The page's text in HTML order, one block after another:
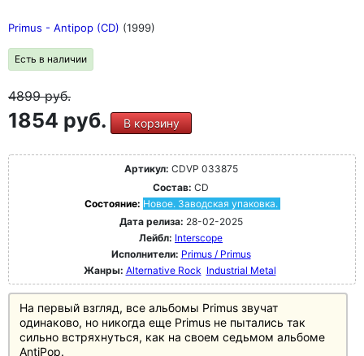
Primus - Antipop (CD) (1999)
Есть в наличии
4899руб.
1854 руб. В корзину
Артикул: CDVP 033875
Состав: CD
Состояние: Новое. Заводская упаковка.
Дата релиза: 28-02-2025
Лейбл: Interscope
Исполнители: Primus / Primus
Жанры: Alternative Rock Industrial Metal
На первый взгляд, все альбомы Primus звучат
одинаково, но никогда еще Primus не пытались так
сильно встряхнуться, как на своем седьмом альбоме
AntiPop.